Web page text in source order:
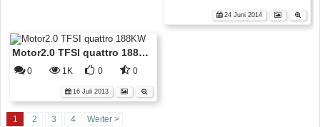
24 Juni 2014
Motor2.0 TFSI quattro 188KW
0 1K 0 0
16 Juli 2013
1 2 3 4 Weiter >